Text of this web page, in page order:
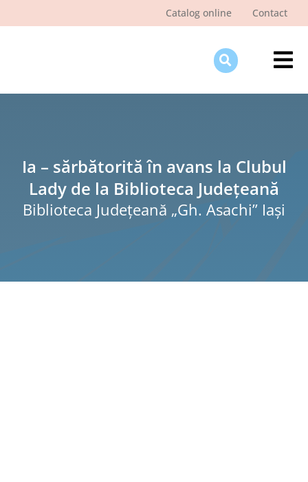
Catalog online Contact
Ia – sărbătorită în avans la Clubul
Lady de la Biblioteca Judeţeană
Biblioteca Judeţeană „Gh. Asachi” Iaşi